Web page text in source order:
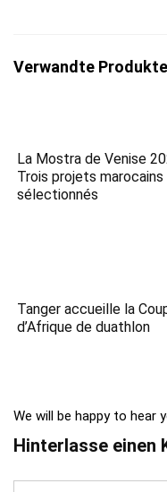
Verwandte Produkte
La Mostra de Venise
Trois projets marocains
sélectionnés
Tanger accueille la
d’Afrique de duathlon
We will be happy to hear
Hinterlasse einen